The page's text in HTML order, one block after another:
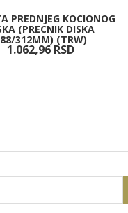
PREDNJEG KOCIONOG
(PRECNIK DISKA
312MM) (TRW)
1.062,96 RSD